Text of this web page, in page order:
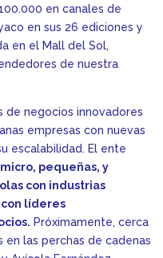
en canales de
en sus 26 ediciones y
en el Mall del Sol,
de nuestra
de negocios innovadores
empresas con nuevas
escalabilidad. El ente
pequeñas, y
con industrias
líderes
Próximamente, cerca
las perchas de cadenas